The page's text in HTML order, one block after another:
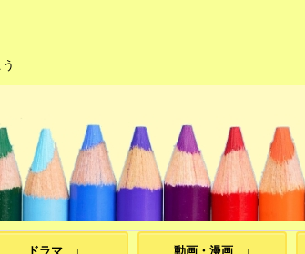
ドラマ ↓ 動画・漫画 ↓